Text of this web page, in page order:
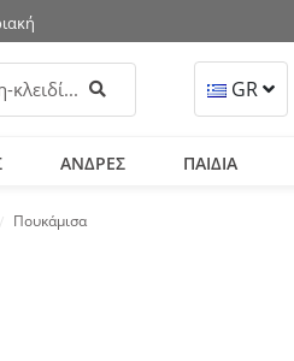
Αναζήτηση GR
ΑΝΔΡΕΣ ΠΑΙΔΙΑ
Πουκάμισα